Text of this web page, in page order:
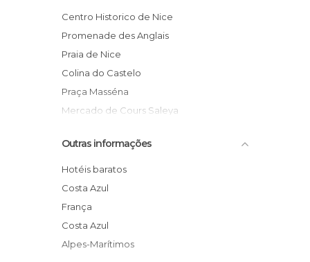
Espectáculos em Niza
Estações de Comboio em Niza
Estátuas em Niza
Festas em Niza
Igrejas em Niza
Jardins em Niza
Mercados em Niza
Miradores em Niza
Monumentos Históricos em Niza
Palácios em Niza
Portos em Niza
Centro Historico de Nice
Promenade des Anglais
Praia de Nice
Colina do Castelo
Praça Masséna
Mercado de Cours Saleya
Praça Garibaldi
Museu de Arte Moderna e
Contemporânea
Catedral Sainte Réparate de Nice
Opera de Nice
Fenocchio
Outras informações
Hotéis baratos
Costa Azul
França
Costa Azul
Alpes-Marítimos